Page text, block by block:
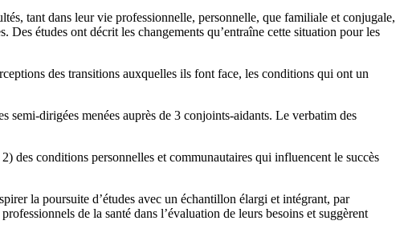
tant dans leur vie professionnelle, personnelle, que familiale et conjugale,
Des études ont décrit les changements qu’entraîne cette situation pour les
des transitions auxquelles ils font face, les conditions qui ont un
semi-dirigées menées auprès de 3 conjoints-aidants. Le verbatim des
des conditions personnelles et communautaires qui influencent le succès
la poursuite d’études avec un échantillon élargi et intégrant, par
de la santé dans l’évaluation de leurs besoins et suggèrent